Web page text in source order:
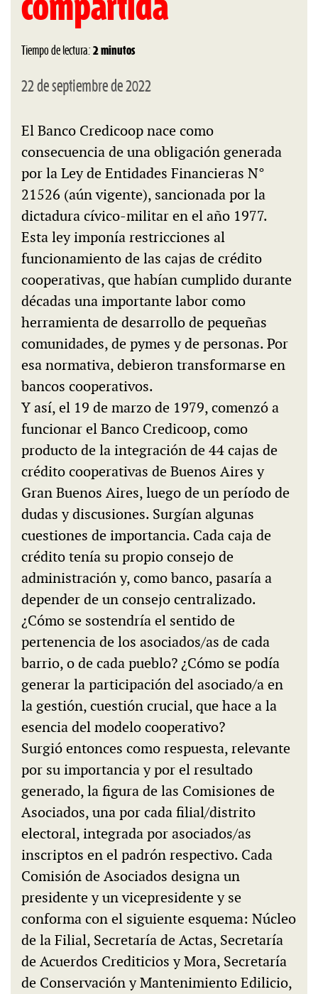
compartida
Tiempo de lectura: 2 minutos
22 de septiembre de 2022
El Banco Credicoop nace como
consecuencia de una obligación generada
por la Ley de Entidades Financieras N°
21526 (aún vigente), sancionada por la
dictadura cívico-militar en el año 1977.
Esta ley imponía restricciones al
funcionamiento de las cajas de crédito
cooperativas, que habían cumplido durante
décadas una importante labor como
herramienta de desarrollo de pequeñas
comunidades, de pymes y de personas. Por
esa normativa, debieron transformarse en
bancos cooperativos.
Y así, el 19 de marzo de 1979, comenzó a
funcionar el Banco Credicoop, como
producto de la integración de 44 cajas de
crédito cooperativas de Buenos Aires y
Gran Buenos Aires, luego de un período de
dudas y discusiones. Surgían algunas
cuestiones de importancia. Cada caja de
crédito tenía su propio consejo de
administración y, como banco, pasaría a
depender de un consejo centralizado.
¿Cómo se sostendría el sentido de
pertenencia de los asociados/as de cada
barrio, o de cada pueblo? ¿Cómo se podía
generar la participación del asociado/a en
la gestión, cuestión crucial, que hace a la
esencia del modelo cooperativo?
Surgió entonces como respuesta, relevante
por su importancia y por el resultado
generado, la figura de las Comisiones de
Asociados, una por cada filial/distrito
electoral, integrada por asociados/as
inscriptos en el padrón respectivo. Cada
Comisión de Asociados designa un
presidente y un vicepresidente y se
conforma con el siguiente esquema: Núcleo
de la Filial, Secretaría de Actas, Secretaría
de Acuerdos Crediticios y Mora, Secretaría
de Conservación y Mantenimiento Edilicio,